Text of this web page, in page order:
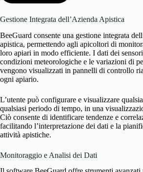
Gestione Integrata dell’Azienda Apistica
BeeGuard consente una gestione integrata
apistica, permettendo agli apicoltori di
loro apiari in modo efficiente. I dati dei
condizioni meteorologiche e le variazioni di
vengono visualizzati in pannelli di controllo
ogni apiario.
L’utente può configurare e visualizzare
qualsiasi periodo di tempo, in una
Ciò consente di identificare tendenze e
facilitando l’interpretazione dei dati e la
attività apistiche.
Monitoraggio e Analisi dei Dati